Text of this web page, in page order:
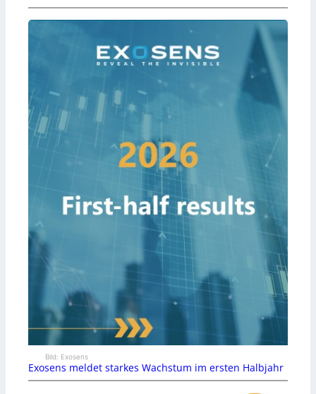
Bild: Exosens
Exosens meldet starkes Wachstum im ersten Halbjahr